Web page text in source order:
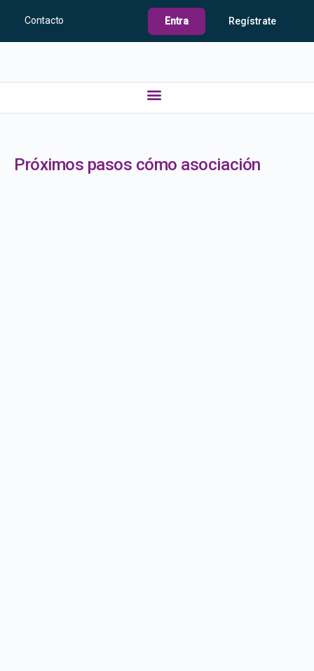
Contacto Entra Regístrate
Próximos pasos cómo asociación